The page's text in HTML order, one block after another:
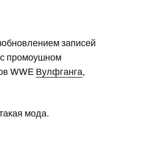
записей
с промоушном
WWE Вулфганга,
мода.